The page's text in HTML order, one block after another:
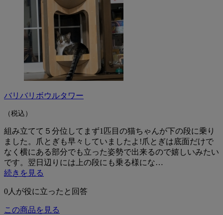
バリバリボウルタワー
（税込）
組み立てて５分位してまず1匹目の猫ちゃんが下の段に乗り
ました。爪とぎも早々していましたよ!爪とぎは底面だけで
なく横にある部分でも立った姿勢で出来るので嬉しいみたい
です。翌日辺りには上の段にも乗る様にな…
続きを見る
0人が役に立ったと回答
この商品を見る